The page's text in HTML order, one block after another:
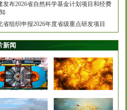
发布2026省自然科学基金计划项目和经费
省组织申报2026年度省级重点研发项目
新闻